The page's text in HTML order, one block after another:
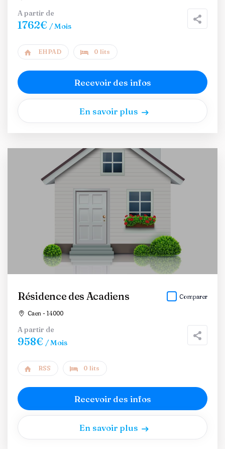
A partir de
1762€ / Mois
EHPAD 0 lits
Recevoir des infos
En savoir plus
Résidence des Acadiens
Caen - 14000
Comparer
A partir de
958€ / Mois
RSS 0 lits
Recevoir des infos
En savoir plus